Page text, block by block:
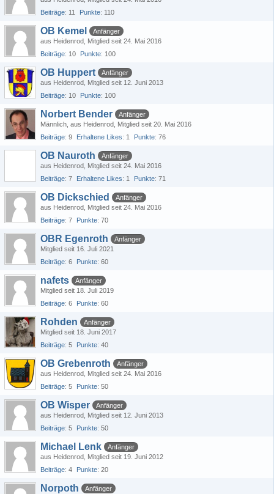
Beiträge 11 Punkte 110
OB Kemel
Anfänger
aus Heidenrod Mitglied seit 24. Mai 2016
Beiträge 10 Punkte 100
OB Huppert
Anfänger
aus Heidenrod Mitglied seit 12. Juni 2013
Beiträge 10 Punkte 100
Norbert Bender
Anfänger
Männlich aus Heidenrod Mitglied seit 20. Mai 2016
Beiträge 9 Erhaltene Likes 1 Punkte 76
OB Nauroth
Anfänger
aus Heidenrod Mitglied seit 24. Mai 2016
Beiträge 7 Erhaltene Likes 1 Punkte 71
OB Dickschied
Anfänger
aus Heidenrod Mitglied seit 24. Mai 2016
Beiträge 7 Punkte 70
OBR Egenroth
Anfänger
Mitglied seit 16. Juli 2021
Beiträge 6 Punkte 60
nafets
Anfänger
Mitglied seit 18. Juli 2019
Beiträge 6 Punkte 60
Rohden
Anfänger
Mitglied seit 18. Juni 2017
Beiträge 5 Punkte 40
OB Grebenroth
Anfänger
aus Heidenrod Mitglied seit 24. Mai 2016
Beiträge 5 Punkte 50
OB Wisper
Anfänger
aus Heidenrod Mitglied seit 12. Juni 2013
Beiträge 5 Punkte 50
Michael Lenk
Anfänger
aus Heidenrod Mitglied seit 19. Juni 2012
Beiträge 4 Punkte 20
Norpoth
Anfänger